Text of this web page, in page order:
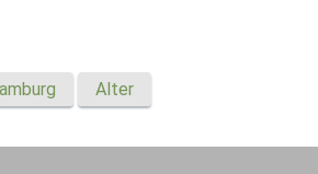
Alter